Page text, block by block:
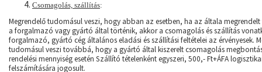
Csomagolás, szállítás:
Megrendelő tudomásul veszi, hogy abban az esetben, ha az általa
a forgalmazó vagy gyártó által történik, akkor a csomagolás és szállítás
forgalmazó, gyártó cég általános eladási és szállítási feltételei az érvényesek.
tudomásul veszi továbbá, hogy a gyártó által kiszerelt csomagolás
rendelési mennyiség esetén Szállító tételenként egyszeri, 500,- Ft+ÁFA
felszámítására jogosult.